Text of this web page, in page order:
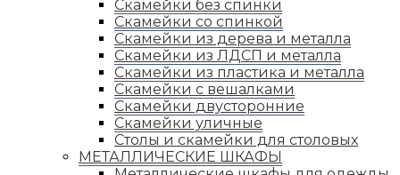
Скамейки без спинки
Скамейки со спинкой
Скамейки из дерева и металла
Скамейки из ЛДСП и металла
Скамейки из пластика и металла
Скамейки с вешалками
Скамейки двусторонние
Скамейки уличные
Столы и скамейки для столовых
МЕТАЛЛИЧЕСКИЕ ШКАФЫ